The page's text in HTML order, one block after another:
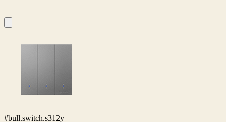
#bull.switch.s312y